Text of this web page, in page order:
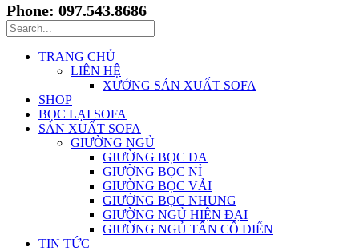
Phone: 097.543.8686
TRANG CHỦ
LIÊN HỆ
XƯỞNG SẢN XUẤT SOFA
SHOP
BỌC LẠI SOFA
SẢN XUẤT SOFA
GIƯỜNG NGỦ
GIƯỜNG BỌC DA
GIƯỜNG BỌC NỈ
GIƯỜNG BỌC VẢI
GIƯỜNG BỌC NHUNG
GIƯỜNG NGỦ HIỆN ĐẠI
GIƯỜNG NGỦ TÂN CỔ ĐIỂN
TIN TỨC